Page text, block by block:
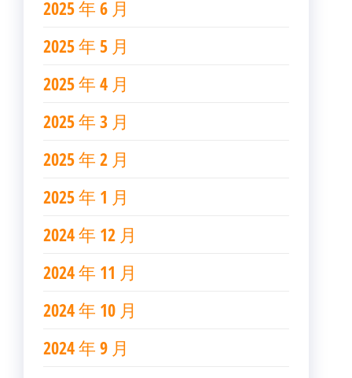
2025 年 6 月
2025 年 5 月
2025 年 4 月
2025 年 3 月
2025 年 2 月
2025 年 1 月
2024 年 12 月
2024 年 11 月
2024 年 10 月
2024 年 9 月